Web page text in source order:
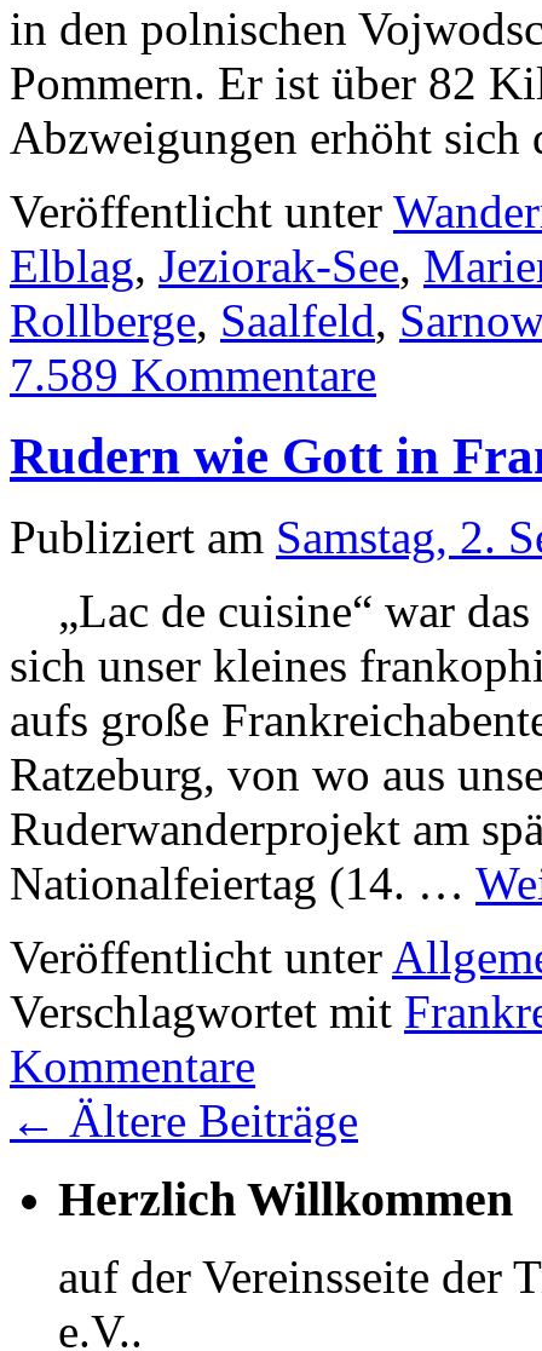
in den polnischen
Pommern. Er ist über 82
Abzweigungen erhöht
Veröffentlicht unter
Elblag, Jeziorak-See,
Rollberge, Saalfeld,
7.589 Kommentare
Rudern wie Gott in
Publiziert am Samstag, 2.
„Lac de cuisine“ war
sich unser kleines
aufs große
Ratzeburg, von wo aus
Ruderwanderprojekt am
Nationalfeiertag (14. …
Veröffentlicht unter
Verschlagwortet mit
Kommentare
← Ältere Beiträge
Herzlich Willkommen
auf der Vereinsseite der
e.V..